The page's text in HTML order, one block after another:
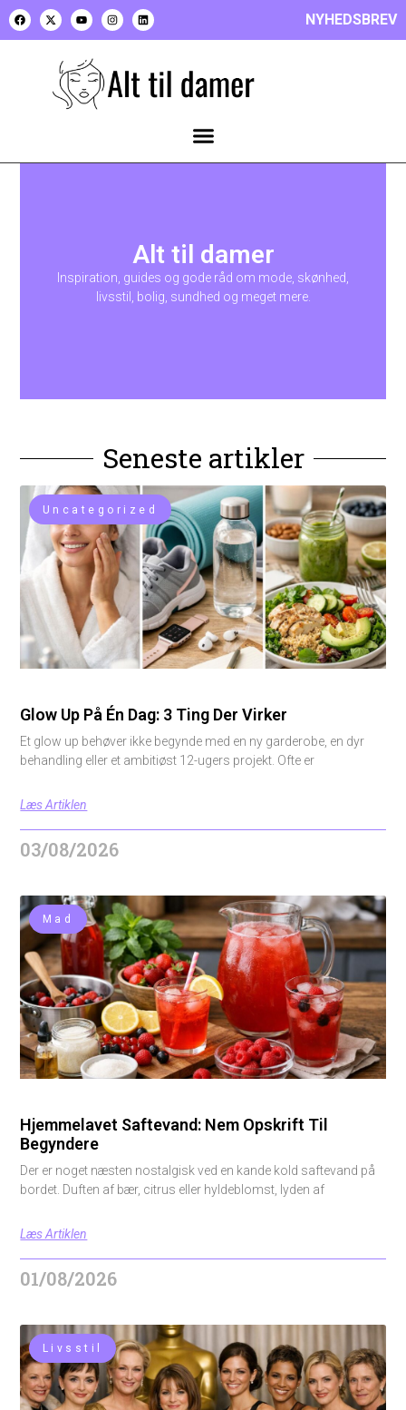
NYHEDSBREV
Alt til damer
Inspiration, guides og gode råd om mode, skønhed,
livsstil, bolig, sundhed og meget mere.
Seneste artikler
Uncategorized
Glow Up På Én Dag: 3 Ting Der Virker
Et glow up behøver ikke begynde med en ny garderobe, en dyr
behandling eller et ambitiøst 12-ugers projekt. Ofte er
Læs Artiklen
03/08/2026
Mad
Hjemmelavet Saftevand: Nem Opskrift Til
Begyndere
Der er noget næsten nostalgisk ved en kande kold saftevand på
bordet. Duften af bær, citrus eller hyldeblomst, lyden af
Læs Artiklen
01/08/2026
Livsstil